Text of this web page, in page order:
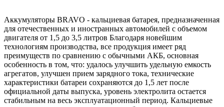
Аккумуляторы BRAVO - кальциевая батарея, предназначенная
для отечественных и иностранных автомобилей с объемом
двигателя от 1,5 до 3,5 литров Благодаря новейшим
технологиям производства, все продукция имеет ряд
преимуществ по сравнению с обычными АКБ, основная
особенность в том, что: удалось улучшить удельную емкость
агрегатов, улучшен прием зарядного тока, технические
характеристики батареи сохраняются до 1,5 лет после
официальной даты выпуска, уровень электролита остается
стабильным на весь эксплуатационный период. Кальциевые